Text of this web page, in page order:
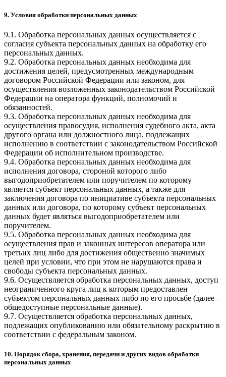
9. Условия обработки персональных данных
9.1. Обработка персональных данных осуществляется с
согласия субъекта персональных данных на обработку его
персональных данных.
9.2. Обработка персональных данных необходима для
достижения целей, предусмотренных международным
договором Российской Федерации или законом, для
осуществления возложенных законодательством Российской
Федерации на оператора функций, полномочий и
обязанностей.
9.3. Обработка персональных данных необходима для
осуществления правосудия, исполнения судебного акта, акта
другого органа или должностного лица, подлежащих
исполнению в соответствии с законодательством Российской
Федерации об исполнительном производстве.
9.4. Обработка персональных данных необходима для
исполнения договора, стороной которого либо
выгодоприобретателем или поручителем по которому
является субъект персональных данных, а также для
заключения договора по инициативе субъекта персональных
данных или договора, по которому субъект персональных
данных будет являться выгодоприобретателем или
поручителем.
9.5. Обработка персональных данных необходима для
осуществления прав и законных интересов оператора или
третьих лиц либо для достижения общественно значимых
целей при условии, что при этом не нарушаются права и
свободы субъекта персональных данных.
9.6. Осуществляется обработка персональных данных, доступ
неограниченного круга лиц к которым предоставлен
субъектом персональных данных либо по его просьбе (далее –
общедоступные персональные данные).
9.7. Осуществляется обработка персональных данных,
подлежащих опубликованию или обязательному раскрытию в
соответствии с федеральным законом.
10. Порядок сбора, хранения, передачи и других видов обработки
персональных данных